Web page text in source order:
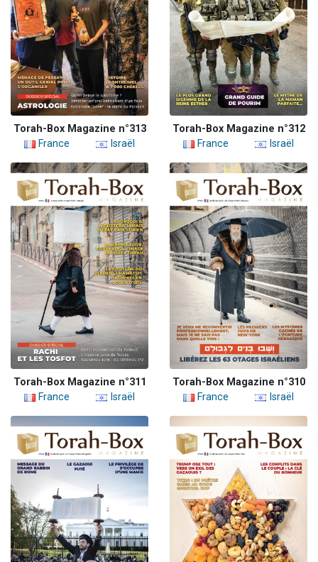
Torah-Box Magazine n°313
France
Israël
Torah-Box Magazine n°312
France
Israël
Torah-Box Magazine n°311
France
Israël
Torah-Box Magazine n°310
France
Israël